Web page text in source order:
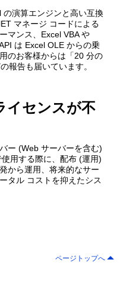
演算エンジンと高い互換
マネージ コードによる
マンス、Excel VBA や
は Excel OLE からの乗
のお客様からは「20 分の
報告も届いています。
イセンスが不
ー (Web サーバーを含む)
用する際に、配布 (運用)
から運用、将来的なサー
タル コストを抑えたシス
ページトップへ